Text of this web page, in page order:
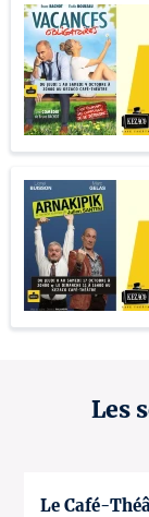
Les
Le Café-